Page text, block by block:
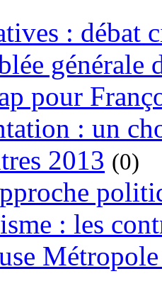
: débat
générale
pour
: un
2013 (0)
: les